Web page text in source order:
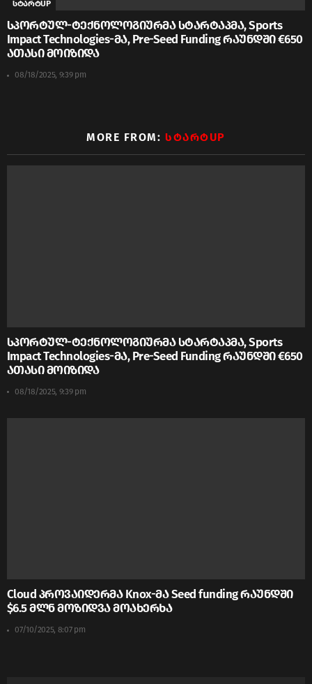
სტარტUP
სპორტულ-ტექნოლოგიურმა სტარტაპმა, Sports
Impact Technologies-მა, Pre-Seed Funding რაუნდში €650
ათასი მოიზიდა
08/18/2025, 9:39 pm
MORE FROM:ᲡᲢᲐᲠᲢUP
სპორტულ-ტექნოლოგიურმა სტარტაპმა, Sports
Impact Technologies-მა, Pre-Seed Funding რაუნდში €650
ათასი მოიზიდა
08/18/2025, 9:39 pm
Cloud პროვაიდერმა Knox-მა Seed funding რაუნდში
$6.5 მლნ მოზიდვა მოახერხა
07/10/2025, 8:07 pm